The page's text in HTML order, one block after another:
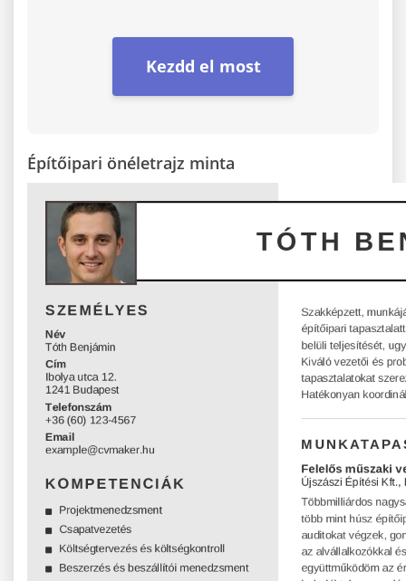
Kezdd el most
Építőipari önéletrajz minta